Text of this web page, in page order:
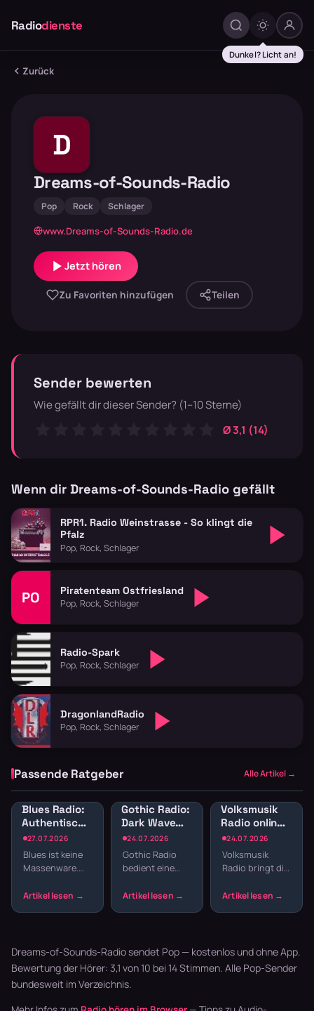
Radiodienste
Dunkel? Licht an!
Zurück
D
Dreams-of-Sounds-Radio
Pop Rock Schlager
www.Dreams-of-Sounds-Radio.de
Jetzt hören
Zu Favoriten hinzufügen Teilen
Sender bewerten
Wie gefällt dir dieser Sender? (1–10 Sterne)
Ø 3,1 (14)
Wenn dir Dreams-of-Sounds-Radio gefällt
RPR1. Radio Weinstrasse - So klingt die
Pfalz
Pop, Rock, Schlager
PO Piratenteam Ostfriesland
Pop, Rock, Schlager
Radio-Spark
Pop, Rock, Schlager
DragonlandRadio
Pop, Rock, Schlager
Passende Ratgeber Alle Artikel →
27.07.2026
Blues Radio:
Authentische
Blues-Sender
online hören
Blues ist keine
Massenware.
von echten
die m…
24.07.2026
Gothic Radio:
Dark Wave
und
Alternative
für schwarze
Seelen
Gothic Radio
bedient eine
nicht mit
Wave,…
24.07.2026
Volksmusik
Radio online:
Traditionelle
Klänge und
Blasmusik
Volksmusik
Radio bringt dir
ins
Blaskapellen.
Keine v…
Dreams-of-Sounds-Radio sendet Pop — kostenlos und ohne App.
Bewertung der Hörer: 3,1 von 10 bei 14 Stimmen. Alle Pop-Sender
bundesweit im Verzeichnis.